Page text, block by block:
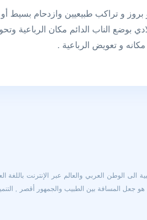
و تراكب طبيعيين وازدحام بسيط
و تعويض الرباعية .
الى الوطن العربي والعالم عبر الإنترنت
جعل المسافة بين الطبيب والجمهور أقصر ,